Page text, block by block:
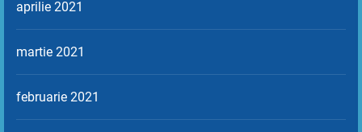
aprilie 2021
martie 2021
februarie 2021